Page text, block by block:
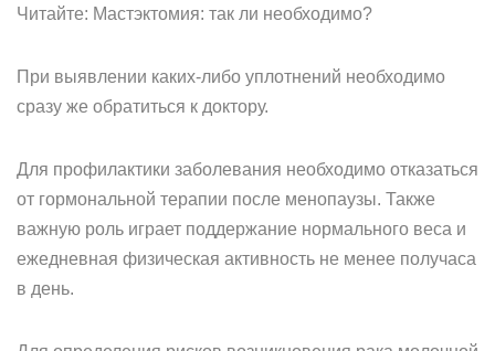
Читайте: Мастэктомия: так ли необходимо?
При выявлении каких-либо уплотнений необходимо
сразу же обратиться к доктору.
Для профилактики заболевания необходимо отказаться
от гормональной терапии после менопаузы. Также
важную роль играет поддержание нормального веса и
ежедневная физическая активность не менее получаса
в день.